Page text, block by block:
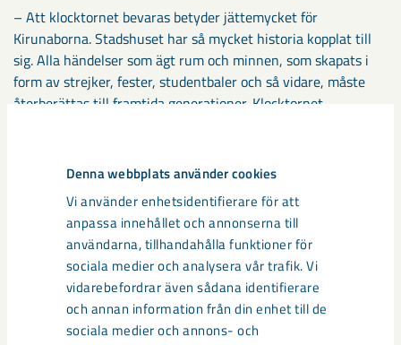
Denna webbplats använder cookies
Vi använder enhetsidentifierare för att
anpassa innehållet och annonserna till
användarna, tillhandahålla funktioner för
sociala medier och analysera vår trafik. Vi
vidarebefordrar även sådana identifierare
och annan information från din enhet till de
sociala medier och annons- och
– Att klocktornet bevaras betyder jättemycket för
Kirunaborna. Stadshuset har så mycket historia kopplat till
sig. Alla händelser som ägt rum och minnen, som skapats i
form av strejker, fester, studentbaler och så vidare, måste
återberättas till framtida generationer. Klocktornet
Klocktornet ska placeras på marken framför det nya
stadshuset. Fler föremål som är bärare av byggnadsminnet
och som i någon form ska flyttas till det nya stadshuset är
bland annat huvudentréns handtag, formade som den
samiska trumman, konstverket Kiirunavaara samt Ryan
Soltrumma från Rautas.